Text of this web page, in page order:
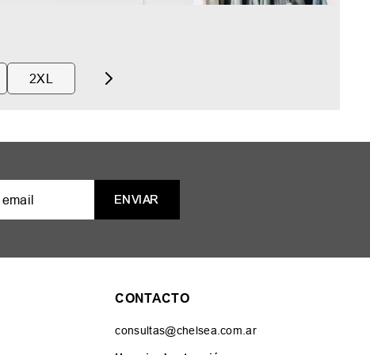
2XL
ENVIAR
CONTACTO
consultas@chelsea.com.ar